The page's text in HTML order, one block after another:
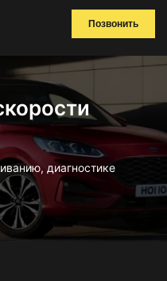
Позвонить
диагностике